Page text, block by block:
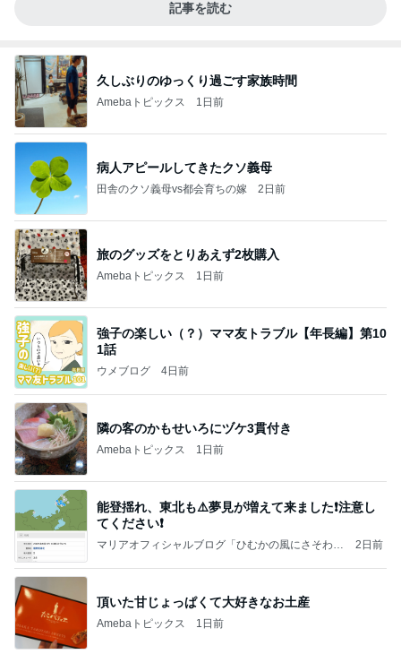
記事を読む
久しぶりのゆっくり過ごす家族時間
Amebaトピックス 1日前
病人アピールしてきたクソ義母
田舎のクソ義母vs都会育ちの嫁 2日前
旅のグッズをとりあえず2枚購入
Amebaトピックス 1日前
強子の楽しい（？）ママ友トラブル【年長編】第10
1話
ウメブログ 4日前
隣の客のかもせいろにヅケ3貫付き
Amebaトピックス 1日前
能登揺れ、東北も⚠️夢見が増えて来ました❗️注意し
てください❗️
マリアオフィシャルブログ「ひむかの風にさそわれ
2日前
頂いた甘じょっぱくて大好きなお土産
Amebaトピックス 1日前